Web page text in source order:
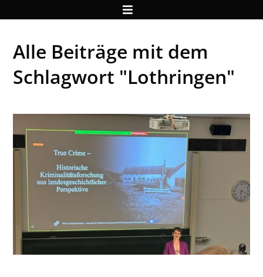
Alle Beiträge mit dem
Schlagwort "Lothringen"